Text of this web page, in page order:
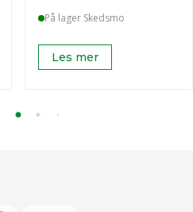
På lager Skedsmo
Les mer